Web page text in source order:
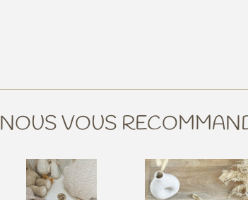
NOUS VOUS